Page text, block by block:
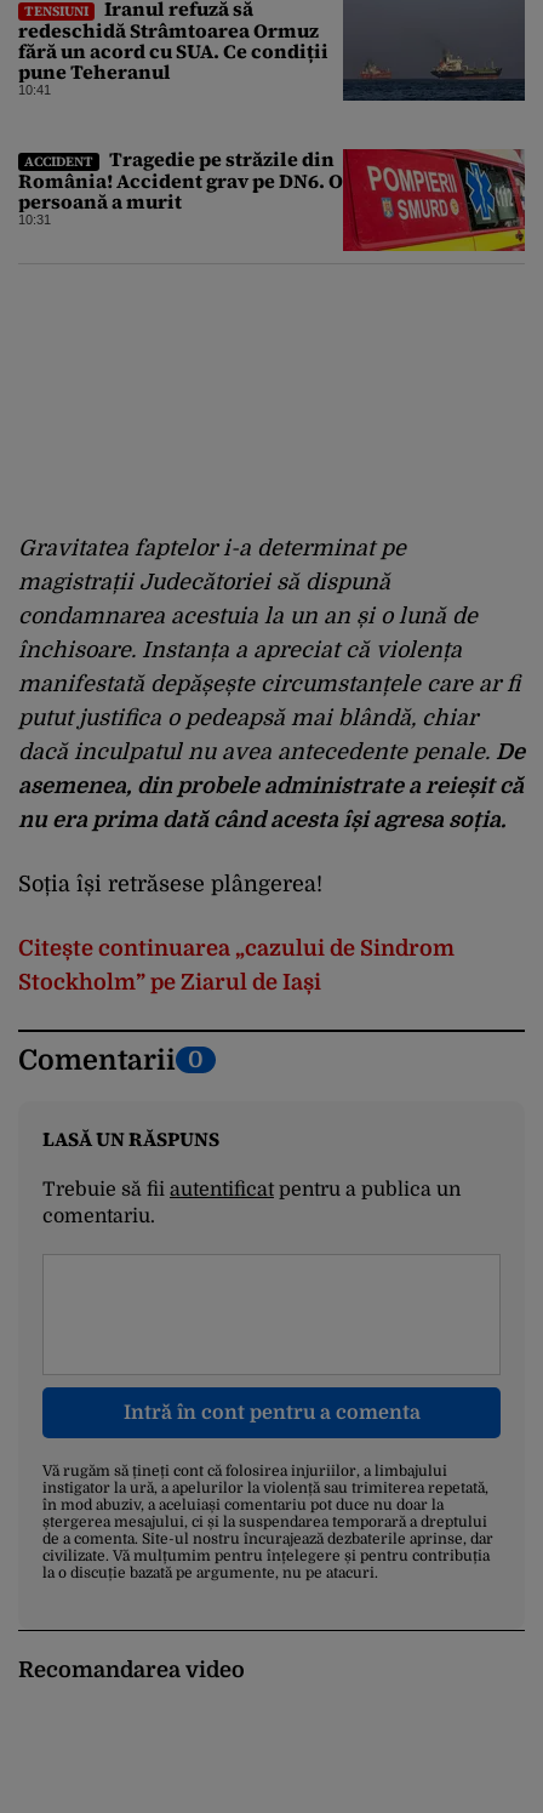
TENSIUNI
Iranul refuză să
redeschidă Strâmtoarea Ormuz
fără un acord cu SUA. Ce condiții
pune Teheranul
10:41
ACCIDENT
Tragedie pe străzile din
România! Accident grav pe DN6. O
persoană a murit
10:31
Gravitatea faptelor i-a determinat pe
magistrații Judecătoriei să dispună
condamnarea acestuia la un an și o lună de
închisoare. Instanța a apreciat că violența
manifestată depășește circumstanțele care ar fi
putut justifica o pedeapsă mai blândă, chiar
dacă inculpatul nu avea antecedente penale. De
asemenea, din probele administrate a reieșit că
nu era prima dată când acesta își agresa soția.
Soția își retrăsese plângerea!
Citește continuarea „cazului de Sindrom
Stockholm” pe Ziarul de Iași
Comentarii 0
LASĂ UN RĂSPUNS
Trebuie să fii autentificatpentru a publica un
comentariu.
Intră în cont pentru a comenta
Vă rugăm să țineți cont că folosirea injuriilor, a limbajului
instigator la ură, a apelurilor la violență sau trimiterea repetată,
în mod abuziv, a aceluiași comentariu pot duce nu doar la
ștergerea mesajului, ci și la suspendarea temporară a dreptului
de a comenta. Site-ul nostru încurajează dezbaterile aprinse, dar
civilizate. Vă mulțumim pentru înțelegere și pentru contribuția
la o discuție bazată pe argumente, nu pe atacuri.
Recomandarea video